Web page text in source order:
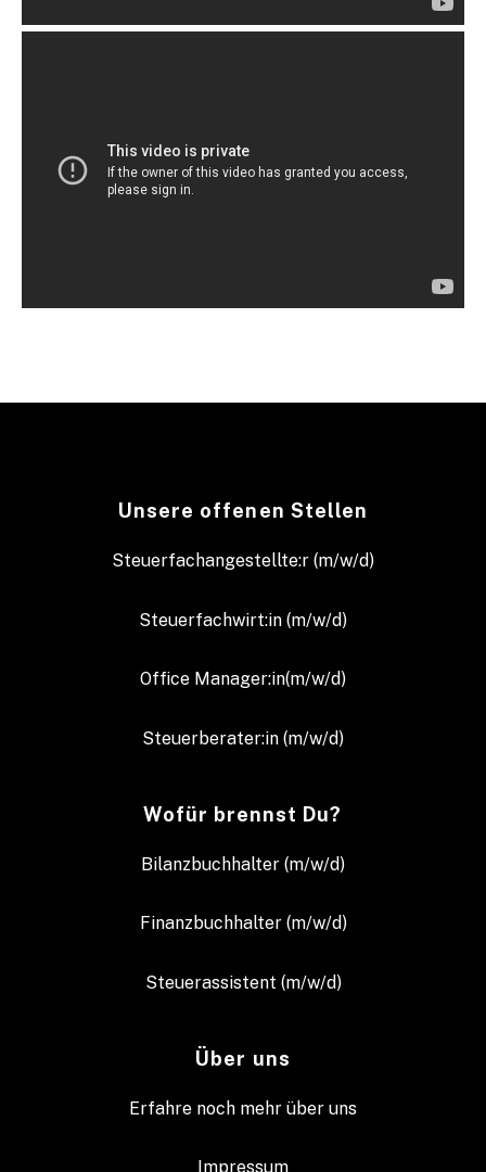
Unsere offenen Stellen
Steuerfachangestellte:r (m/w/d)
Steuerfachwirt:in (m/w/d)
Office Manager:in(m/w/d)
Steuerberater:in (m/w/d)
Wofür brennst Du?
Bilanzbuchhalter (m/w/d)
Finanzbuchhalter (m/w/d)
Steuerassistent (m/w/d)
Über uns
Erfahre noch mehr über uns
Impressum